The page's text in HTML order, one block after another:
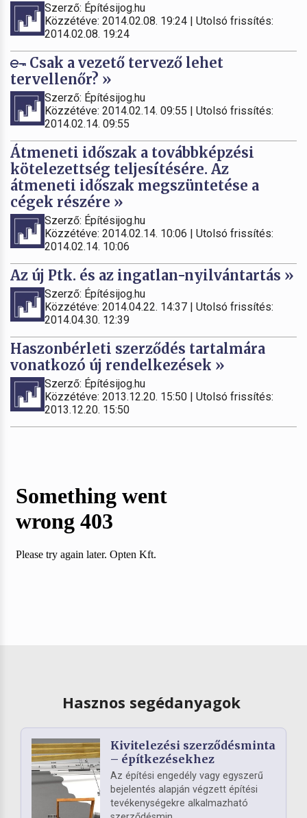
Szerző: Építésijog.hu
Közzétéve: 2014.02.08. 19:24 | Utolsó frissítés:
2014.02.08. 19:24
Csak a vezető tervező lehet
tervellenőr? »
Szerző: Építésijog.hu
Közzétéve: 2014.02.14. 09:55 | Utolsó frissítés:
2014.02.14. 09:55
Átmeneti időszak a továbbképzési
kötelezettség teljesítésére. Az
átmeneti időszak megszüntetése a
cégek részére »
Szerző: Építésijog.hu
Közzétéve: 2014.02.14. 10:06 | Utolsó frissítés:
2014.02.14. 10:06
Az új Ptk. és az ingatlan-nyilvántartás »
Szerző: Építésijog.hu
Közzétéve: 2014.04.22. 14:37 | Utolsó frissítés:
2014.04.30. 12:39
Haszonbérleti szerződés tartalmára
vonatkozó új rendelkezések »
Szerző: Építésijog.hu
Közzétéve: 2013.12.20. 15:50 | Utolsó frissítés:
2013.12.20. 15:50
Hasznos segédanyagok
Kivitelezési szerződésminta
– építkezésekhez
Az építési engedély vagy egyszerű
bejelentés alapján végzett építési
tevékenységekre alkalmazható